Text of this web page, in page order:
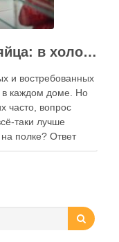
Как правильно хранить яйца: в холодильнике или на полке?
и востребованных
в каждом доме. Но
часто, вопрос
таки лучше
полке? Ответ
температуру